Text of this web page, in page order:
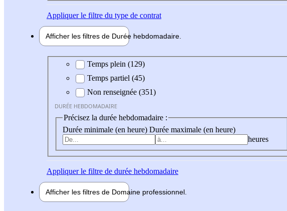
Appliquerle filtre du type de contrat
Afficher les filtres de Durée hebdomadaire
Durée hebdomadaire
Temps plein (129)
Temps partiel (45)
Non renseignée (351)
DURÉE HEBDOMADAIRE
Précisez la durée hebdomadaire :
Durée minimale (en heure) Durée maximale (en heure)
heures
Appliquerle filtre de durée hebdomadaire
Afficher les filtres de Domaine professionnel